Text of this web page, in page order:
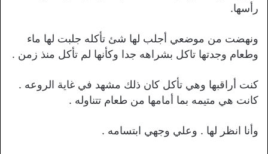
رأسها.
ونهضت من موضعي أجلب لها شئ تأكله جلبت لها ماء
وطعام وجدتها تاكل بشراهه جدا وكأنها لم تأكل منذ زمن .
كنت أراقبها وهي تأكل كان ذلك مشهد في غاية الروعه .
كانت هي متيمه بما أمامها من طعام تتناوله .
وأنا انظر لها . وعلي وجهي ابتسامه .